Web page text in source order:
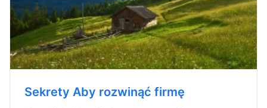
Sekrety Aby rozwinąć firmę